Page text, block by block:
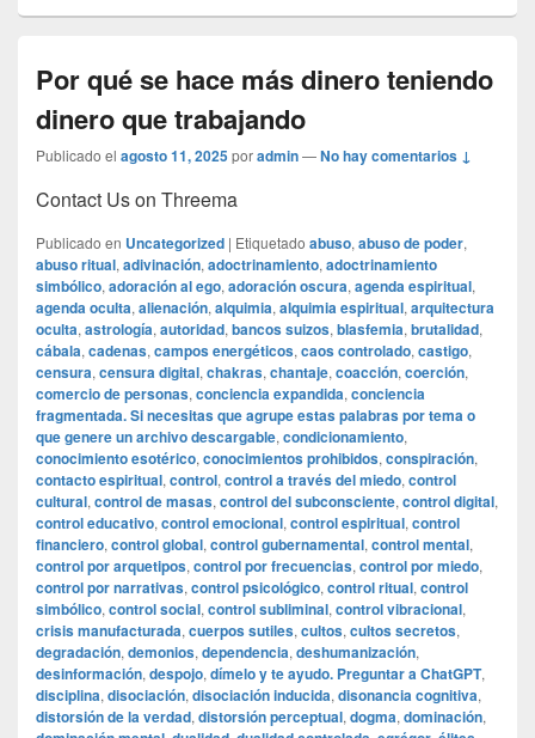
Por qué se hace más dinero teniendo
dinero que trabajando
Publicado el agosto 11, 2025poradmin—No hay comentarios ↓
Contact Us on Threema
Publicado en Uncategorized | Etiquetado abuso, abuso de poder,
abuso ritual, adivinación, adoctrinamiento, adoctrinamiento
simbólico, adoración al ego, adoración oscura, agenda espiritual,
agenda oculta, alienación, alquimia, alquimia espiritual, arquitectura
oculta, astrología, autoridad, bancos suizos, blasfemia, brutalidad,
cábala, cadenas, campos energéticos, caos controlado, castigo,
censura, censura digital, chakras, chantaje, coacción, coerción,
comercio de personas, conciencia expandida, conciencia
fragmentada. Si necesitas que agrupe estas palabras por tema o
que genere un archivo descargable, condicionamiento,
conocimiento esotérico, conocimientos prohibidos, conspiración,
contacto espiritual, control, control a través del miedo, control
cultural, control de masas, control del subconsciente, control digital,
control educativo, control emocional, control espiritual, control
financiero, control global, control gubernamental, control mental,
control por arquetipos, control por frecuencias, control por miedo,
control por narrativas, control psicológico, control ritual, control
simbólico, control social, control subliminal, control vibracional,
crisis manufacturada, cuerpos sutiles, cultos, cultos secretos,
degradación, demonios, dependencia, deshumanización,
desinformación, despojo, dímelo y te ayudo. Preguntar a ChatGPT,
disciplina, disociación, disociación inducida, disonancia cognitiva,
distorsión de la verdad, distorsión perceptual, dogma, dominación,